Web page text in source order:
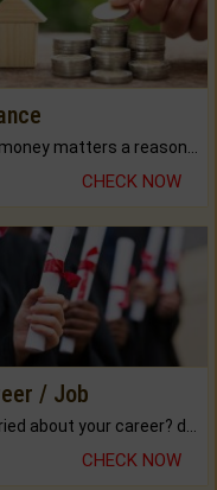
CHECK NOW
/ Job
Worried about your career? don't know what is.
CHECK NOW